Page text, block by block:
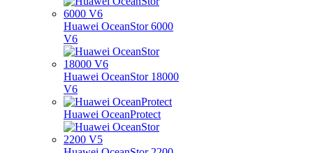
Huawei OceanStor 6000
V6
Huawei OceanStor 18000
V6
Huawei OceanProtect